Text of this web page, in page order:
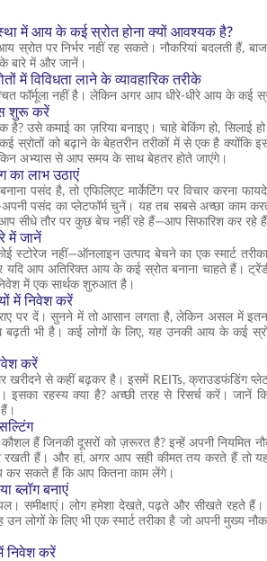
में आय के कई स्रोत होना क्यों आवश्यक है?
स्रोत पर निर्भर नहीं रह सकते। नौकरियां बदलती हैं,
बारे में और जानें।
में विविधता लाने के व्यावहारिक तरीके
फॉर्मूला नहीं है। लेकिन अगर आप धीरे-धीरे आय के कई
शुरू करें
है? उसे कमाई का ज़रिया बनाइए। चाहे बेकिंग हो,
स्रोतों को बढ़ाने के बेहतरीन तरीकों में से एक है
अभ्यास से आप समय के साथ बेहतर होते जाएंगे।
का लाभ उठाएं
पसंद है, तो एफिलिएट मार्केटिंग पर विचार करना
पसंद का प्लेटफॉर्म चुनें। यह तब सबसे अच्छा
सीधे तौर पर कुछ बेच नहीं रहे हैं—आप सिफारिश कर रहे
में जानें
स्टोरेज नहीं—ऑनलाइन उत्पाद बेचने का एक स्मार्ट
आप अतिरिक्त आय के कई स्रोत बनाना चाहते हैं।
में एक सार्थक शुरुआत है।
में निवेश करें
पर दें। सुनने में तो आसान लगता है, लेकिन असल में इतना
भी है। कई लोगों के लिए, यह उनकी आय के कई
करें
खरीदने से कहीं बढ़कर है। इसमें REITs, क्राउडफंडिंग
इसका रहस्य क्या है? अच्छी तरह से रिसर्च करें। जानें
हैं जिनकी दूसरों को ज़रूरत है? इन्हें अपनी नियमित
रखती हैं। और हां, अगर आप सही कीमत तय करते हैं
सकते हैं कि आप कितना काम लेंगे।
ब्लॉग बनाएं
समीक्षाएं। लोग हमेशा देखते, पढ़ते और सीखते रहते हैं।
लोगों के लिए भी एक स्मार्ट तरीका है जो अपनी मुख्य
निवेश करें